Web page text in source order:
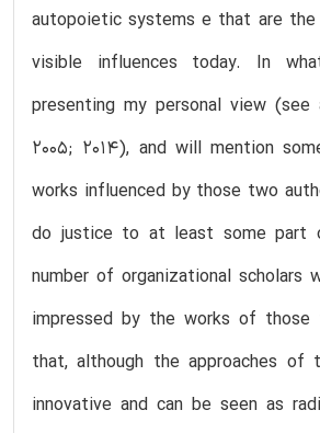
autopoietic systems e that are the
visible influences today. In
presenting my personal view (see
2005; 2014), and will mention
works influenced by those two
do justice to at least some part
number of organizational scholars
impressed by the works of
that, although the approaches of
innovative and can be seen as